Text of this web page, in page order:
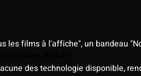
les films à l'affiche", un bandeau
des technologie disponible,